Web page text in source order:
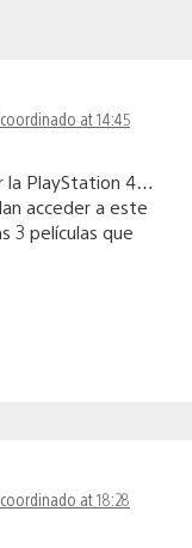
at 14:45
PlayStation 4…
acceder a este
3 películas que
at 18:28